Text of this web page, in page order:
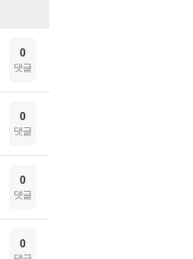
0
댓글
0
댓글
0
댓글
0